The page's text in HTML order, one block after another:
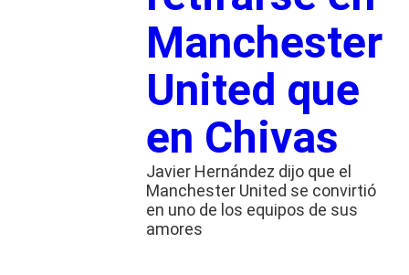
Manchester
United que
en Chivas
Javier Hernández dijo que el
Manchester United se convirtió
en uno de los equipos de sus
amores